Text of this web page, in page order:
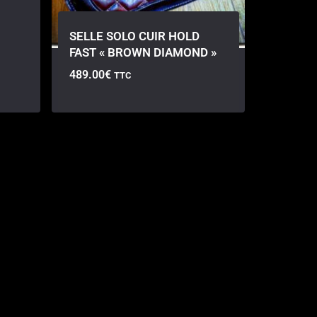
SELLE SOLO CUIR HOLD
FAST « BROWN DIAMOND »
489.00€ TTC